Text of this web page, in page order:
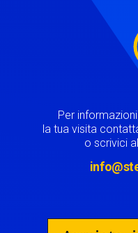
Per
la tua visita
o scrivici